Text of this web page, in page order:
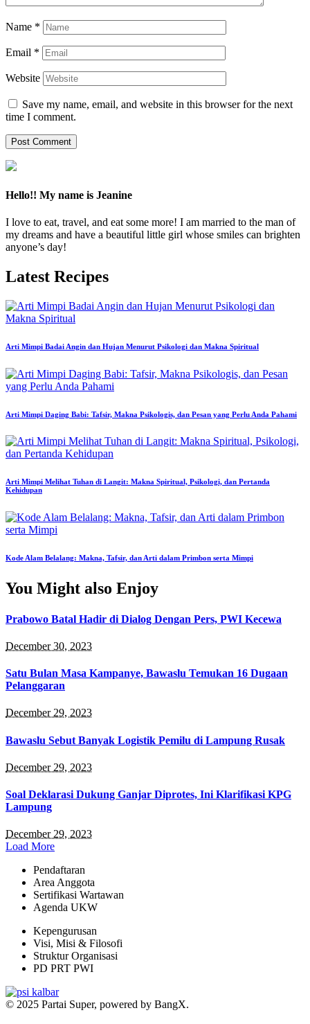
Name *
Email *
Website
Save my name, email, and website in this browser for the next
time I comment.
Hello!! My name is Jeanine
I love to eat, travel, and eat some more! I am married to the man of
my dreams and have a beautiful little girl whose smiles can brighten
anyone’s day!
Latest Recipes
Arti Mimpi Badai Angin dan Hujan Menurut Psikologi dan Makna Spiritual
Arti Mimpi Daging Babi: Tafsir, Makna Psikologis, dan Pesan yang Perlu Anda Pahami
Arti Mimpi Melihat Tuhan di Langit: Makna Spiritual, Psikologi, dan Pertanda
Kehidupan
Kode Alam Belalang: Makna, Tafsir, dan Arti dalam Primbon serta Mimpi
You Might also Enjoy
Prabowo Batal Hadir di Dialog Dengan Pers, PWI Kecewa
December 30, 2023
Satu Bulan Masa Kampanye, Bawaslu Temukan 16 Dugaan
Pelanggaran
December 29, 2023
Bawaslu Sebut Banyak Logistik Pemilu di Lampung Rusak
December 29, 2023
Soal Deklarasi Dukung Ganjar Diprotes, Ini Klarifikasi KPG
Lampung
December 29, 2023
Load More
Pendaftaran
Area Anggota
Sertifikasi Wartawan
Agenda UKW
Kepengurusan
Visi, Misi & Filosofi
Struktur Organisasi
PD PRT PWI
© 2025 Partai Super, powered by BangX.